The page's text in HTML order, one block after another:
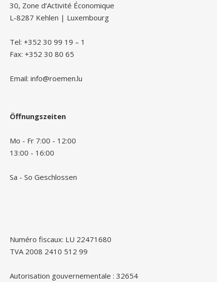
30, Zone d’Activité Économique
L-8287 Kehlen | Luxembourg
Tel: +352 30 99 19 – 1
Fax: +352 30 80 65
Email: info@roemen.lu
Öffnungszeiten
Mo - Fr 7:00 - 12:00
13:00 - 16:00
Sa - So Geschlossen
Numéro fiscaux: LU 22471680
TVA 2008 2410 512 99
Autorisation gouvernementale : 32654